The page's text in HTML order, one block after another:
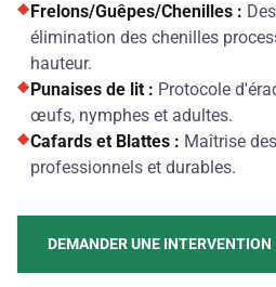
Frelons/Guêpes/Chenilles :
élimination des chenilles
hauteur.
Punaises de lit : Protocole
œufs, nymphes et adultes.
Cafards et Blattes : Maîtrise
professionnels et durables.
DEMANDER UNE INTERVENTION